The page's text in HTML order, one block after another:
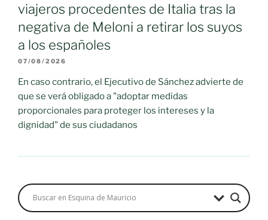
viajeros procedentes de Italia tras la
negativa de Meloni a retirar los suyos
a los españoles
07/08/2026
En caso contrario, el Ejecutivo de Sánchez advierte de
que se verá obligado a "adoptar medidas
proporcionales para proteger los intereses y la
dignidad" de sus ciudadanos